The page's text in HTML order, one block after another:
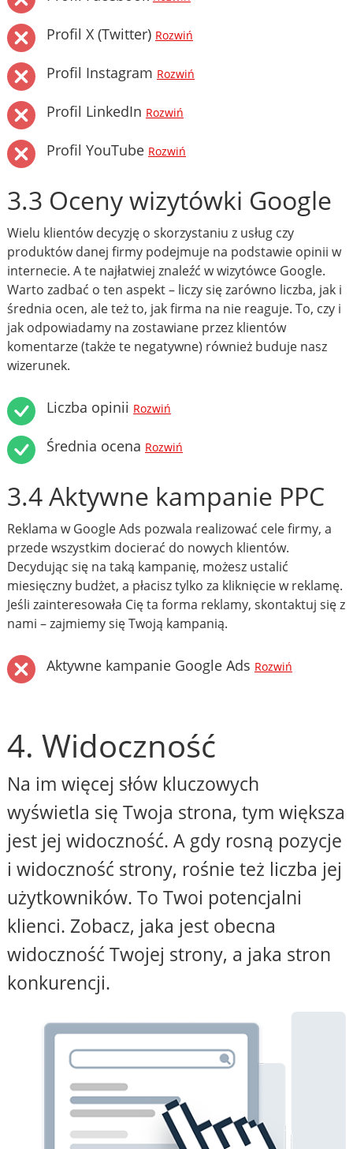
Profil X (Twitter) Rozwiń
Profil Instagram Rozwiń
Profil LinkedIn Rozwiń
Profil YouTube Rozwiń
3.3 Oceny wizytówki Google
Wielu klientów decyzję o skorzystaniu z usług czy
produktów danej firmy podejmuje na podstawie opinii w
internecie. A te najłatwiej znaleźć w wizytówce Google.
Warto zadbać o ten aspekt – liczy się zarówno liczba, jak i
średnia ocen, ale też to, jak firma na nie reaguje. To, czy i
jak odpowiadamy na zostawiane przez klientów
komentarze (także te negatywne) również buduje nasz
wizerunek.
Liczba opinii Rozwiń
Średnia ocena Rozwiń
3.4 Aktywne kampanie PPC
Reklama w Google Ads pozwala realizować cele firmy, a
przede wszystkim docierać do nowych klientów.
Decydując się na taką kampanię, możesz ustalić
miesięczny budżet, a płacisz tylko za kliknięcie w reklamę.
Jeśli zainteresowała Cię ta forma reklamy, skontaktuj się z
nami – zajmiemy się Twoją kampanią.
Aktywne kampanie Google Ads Rozwiń
4. Widoczność
Na im więcej słów kluczowych
wyświetla się Twoja strona, tym większa
jest jej widoczność. A gdy rosną pozycje
i widoczność strony, rośnie też liczba jej
użytkowników. To Twoi potencjalni
klienci. Zobacz, jaka jest obecna
widoczność Twojej strony, a jaka stron
konkurencji.